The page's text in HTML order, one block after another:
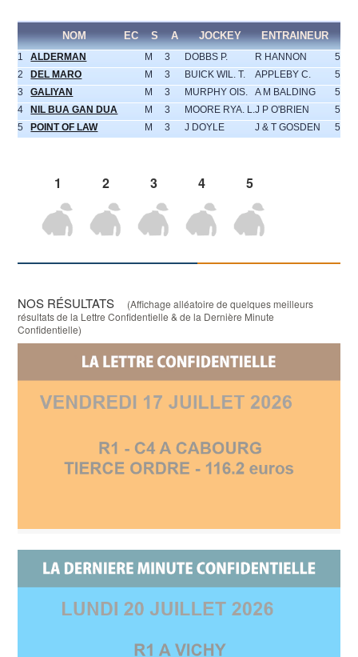
NOM EC S A JOCKEY ENTRAINEUR
1 ALDERMAN M 3 DOBBS P. R HANNON
58.5
2
DEL MARO M 3 BUICK WIL. T. APPLEBY C.
58.5
3
GALIYAN M 3 MURPHY OIS. A M BALDING
58.5
4
NIL BUA GAN DUA M 3 MOORE RYA. L.J P O'BRIEN
58.5
5
POINT OF LAW M 3 J DOYLE J & T GOSDEN 58.5
1 2 3 4 5
NOS RÉSULTATS
(Affichage alléatoire de quelques meilleurs
résultats de la Lettre Confidentielle & de la Dernière Minute
Confidentielle)